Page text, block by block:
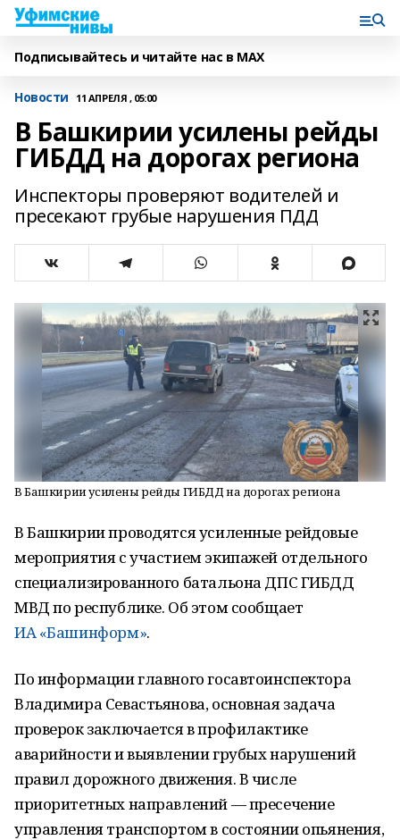
Подписывайтесь и читайте нас в MAX
Новости 11 АПРЕЛЯ , 05:00
В Башкирии усилены рейды
ГИБДД на дорогах региона
Инспекторы проверяют водителей и
пресекают грубые нарушения ПДД
В Башкирии усилены рейды ГИБДД на дорогах региона
В Башкирии проводятся усиленные рейдовые
мероприятия с участием экипажей отдельного
специализированного батальона ДПС ГИБДД
МВД по республике. Об этом сообщает
ИА «Башинформ».
По информации главного госавтоинспектора
Владимира Севастьянова, основная задача
проверок заключается в профилактике
аварийности и выявлении грубых нарушений
правил дорожного движения. В числе
приоритетных направлений — пресечение
управления транспортом в состоянии опьянения,